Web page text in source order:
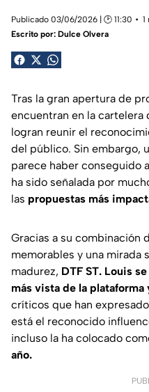
Publicado 03/06/2026 | 🕑 11:30
1
Escrito por: Dulce Olvera
Tras la gran apertura de
encuentran en la cartelera
logran reunir el
del público. Sin embargo,
parece haber conseguido
ha sido señalada por
las propuestas más
Gracias a su combinación
memorables y una mirada
madurez, DTF ST. Louis
más vista de la plataforma
críticos que han
está el reconocido
incluso la ha colocado
año.